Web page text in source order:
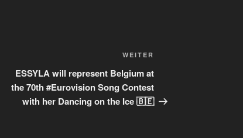
Beitrag
WEITER
ESSYLA will represent Belgium at
the 70th #Eurovision Song Contest
with her Dancing on the Ice 🇧🇪